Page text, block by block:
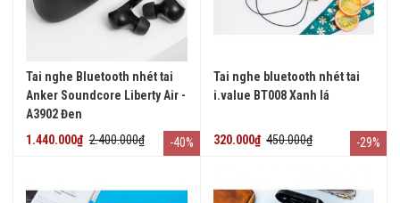
Tai nghe Bluetooth nhét tai
Anker Soundcore Liberty Air -
A3902 Đen
1.440.000₫ 2.400.000₫ -40%
Tai nghe bluetooth nhét tai
i.value BT008 Xanh lá
320.000₫ 450.000₫ -29%